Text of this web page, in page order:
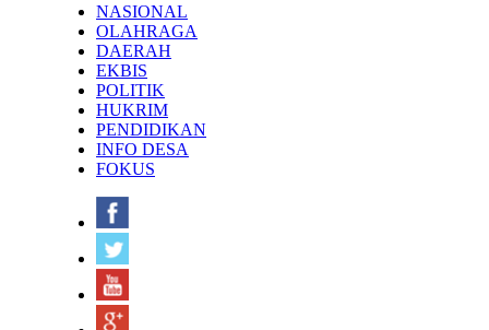
NASIONAL
OLAHRAGA
DAERAH
EKBIS
POLITIK
HUKRIM
PENDIDIKAN
INFO DESA
FOKUS